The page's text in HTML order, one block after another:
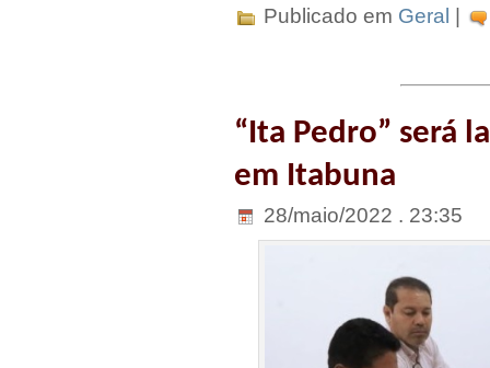
Publicado em Geral |
“Ita Pedro” será
em Itabuna
28/maio/2022 . 23:35